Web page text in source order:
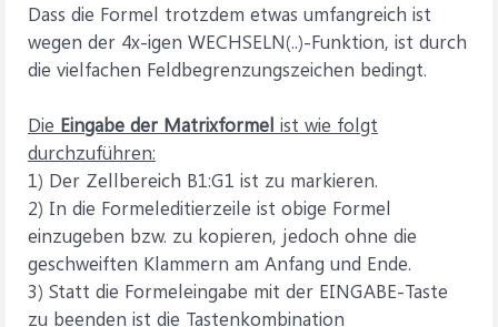
Dass die Formel trotzdem etwas umfangreich ist
wegen der 4x-igen WECHSELN(..)-Funktion, ist durch
die vielfachen Feldbegrenzungszeichen bedingt.
Die Eingabe der Matrixformel ist wie folgt
durchzuführen:
1) Der Zellbereich B1:G1 ist zu markieren.
2) In die Formeleditierzeile ist obige Formel
einzugeben bzw. zu kopieren, jedoch ohne die
geschweiften Klammern am Anfang und Ende.
3) Statt die Formeleingabe mit der EINGABE-Taste
zu beenden ist die Tastenkombination